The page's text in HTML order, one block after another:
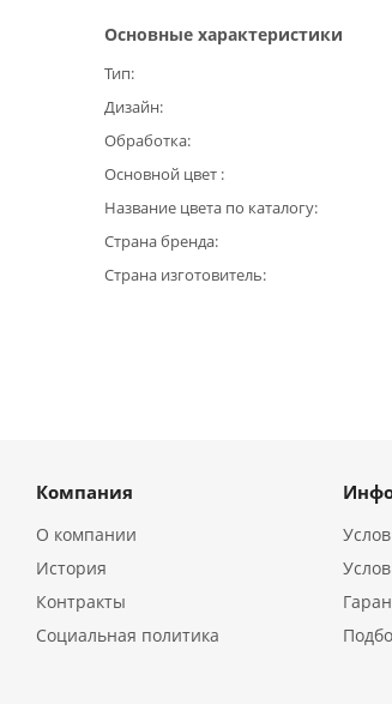
Основные характеристики
Тип
Дизайн
Обработка
Основной цвет
Название цвета по каталогу
Страна бренда
Страна изготовитель
Компания
О компании
История
Контракты
Социальная политика